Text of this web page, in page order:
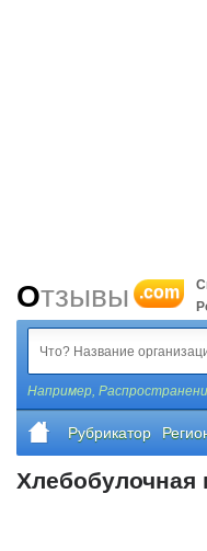
Отзывы .com
Например,
Рубрикатор
Хлебобулочная